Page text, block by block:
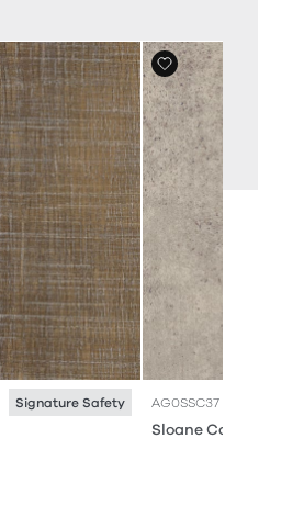
Signature Safety AG0SSC37
Sloane Concrete